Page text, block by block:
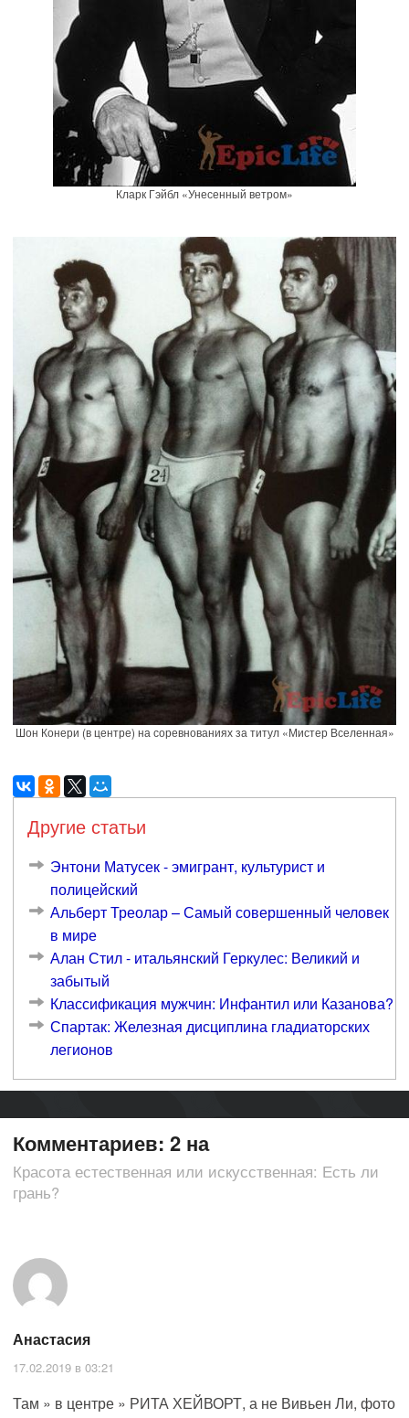
Кларк Гэйбл «Унесенный ветром»
Шон Конери (в центре) на соревнованиях за титул «Мистер Вселенная»
Другие статьи
Энтони Матусек - эмигрант, культурист и
полицейский
Альберт Треолар – Самый совершенный человек
в мире
Алан Стил - итальянский Геркулес: Великий и
забытый
Классификация мужчин: Инфантил или Казанова?
Спартак: Железная дисциплина гладиаторских
легионов
Комментариев: 2 на
Красота естественная или искусственная: Есть ли
грань?
Анастасия
17.02.2019 в 03:21
Там » в центре » РИТА ХЕЙВОРТ, а не Вивьен Ли, фото